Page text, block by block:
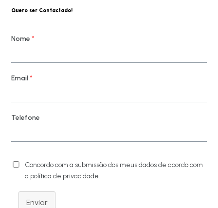
Quero ser Contactado!
Nome *
Email*
Telefone
Concordo com a submissão dos meus dados de acordo com
a política de privacidade.
Enviar